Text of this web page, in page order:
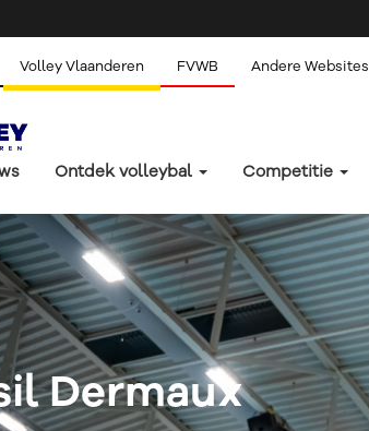
Volley Vlaanderen FVWB Andere Websites
Ontdek volleybal Competitie
Dermaux